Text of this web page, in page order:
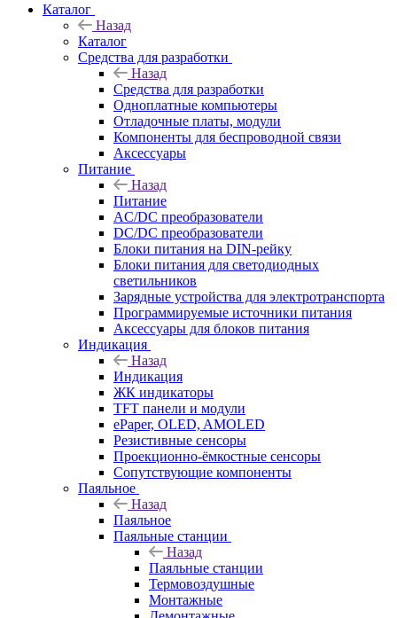
Каталог
Назад
Каталог
Средства для разработки
Назад
Средства для разработки
Одноплатные компьютеры
Отладочные платы, модули
Компоненты для беспроводной связи
Аксессуары
Питание
Назад
Питание
AC/DC преобразователи
DC/DC преобразователи
Блоки питания на DIN-рейку
Блоки питания для светодиодных
светильников
Зарядные устройства для электротранспорта
Программируемые источники питания
Аксессуары для блоков питания
Индикация
Назад
Индикация
ЖК индикаторы
TFT панели и модули
ePaper, OLED, AMOLED
Резистивные сенсоры
Проекционно-ёмкостные сенсоры
Сопутствующие компоненты
Паяльное
Назад
Паяльное
Паяльные станции
Назад
Паяльные станции
Термовоздушные
Монтажные